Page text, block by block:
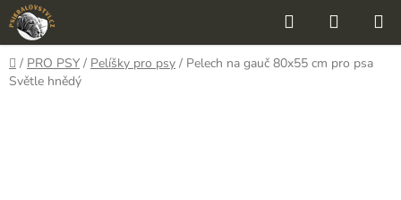
Přejít
na
obsah
Hledat
KOŠÍK
Domů
/ PRO PSY / Pelíšky pro psy / Pelech na gauč 80x55 cm pro psa
Světle hnědý